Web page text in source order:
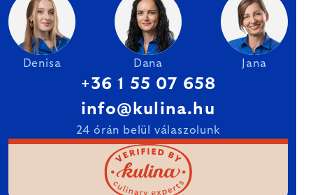
Denisa Dana Jana
+36 1 55 07 658
info@kulina.hu
24 órán belül válaszolunk